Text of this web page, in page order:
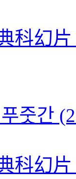
科幻
줏간
科幻